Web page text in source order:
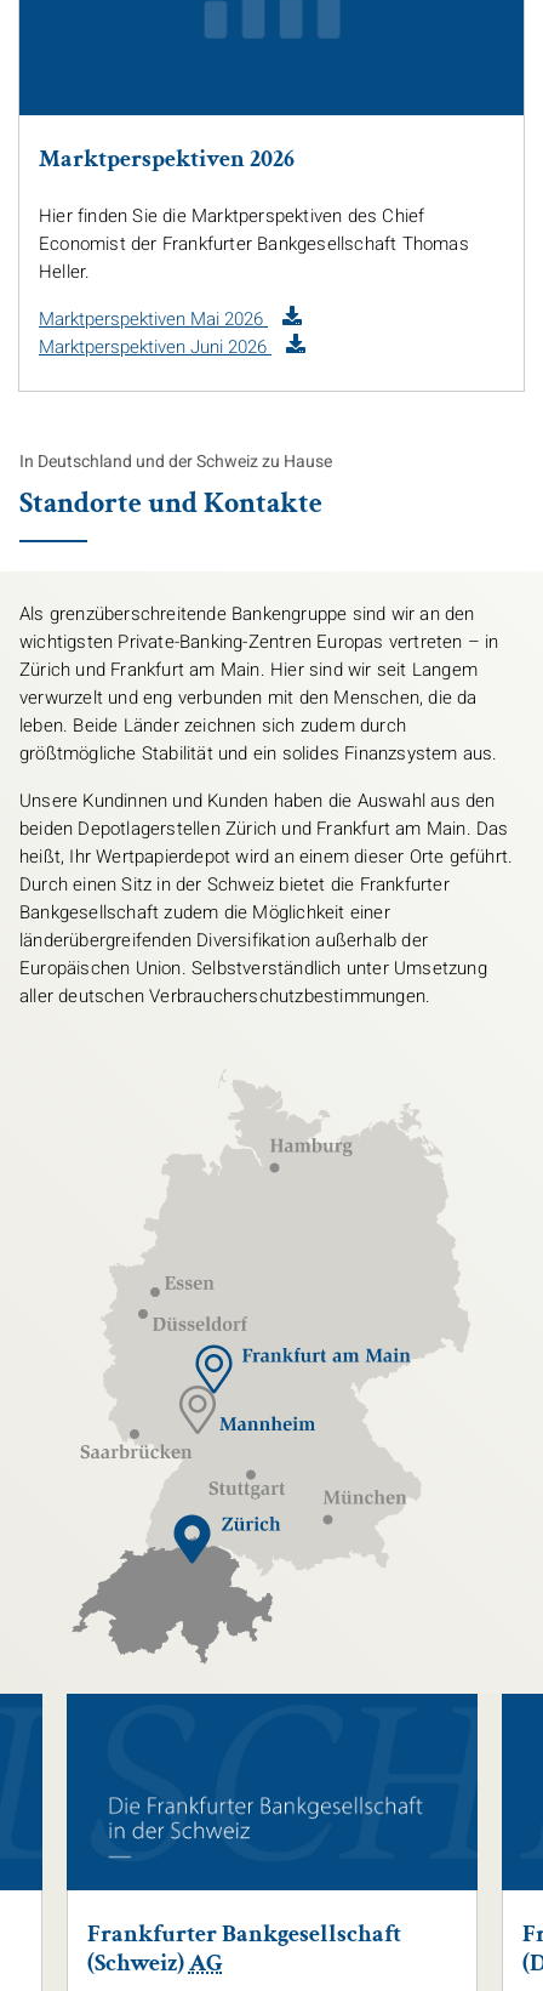
Marktperspektiven 2026
Hier finden Sie die Marktperspektiven des Chief
Economistder Frankfurter Bankgesellschaft Thomas
Heller.
Marktperspektiven Mai 2026
Marktperspektiven Juni 2026
In Deutschland und der Schweiz zu Hause
Standorte und Kontakte
Als grenzüberschreitende Bankengruppe sind wir an den
wichtigsten Private-Banking-Zentren Europas vertreten – in
Zürich und Frankfurt am Main. Hier sind wir seit Langem
verwurzelt und eng verbunden mit den Menschen, die da
leben. Beide Länder zeichnen sich zudem durch
größtmögliche Stabilität und ein solides Finanzsystem aus.
Unsere Kundinnen und Kunden haben die Auswahl aus den
beiden Depotlagerstellen Zürich und Frankfurt am Main. Das
heißt, Ihr Wertpapierdepot wird an einem dieser Orte geführt.
Durch einen Sitz in der Schweiz bietet die Frankfurter
Bankgesellschaft zudem die Möglichkeit einer
länderübergreifenden Diversifikation außerhalb der
Europäischen Union. Selbstverständlich unter Umsetzung
aller deutschen Verbraucherschutzbestimmungen.
Frankfurter Bankgesellschaft
(Schweiz)AG